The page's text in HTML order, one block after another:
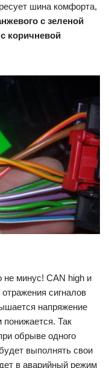
шина комфорта,
с зеленой
коричневой
минус! CAN high и
сигналов
напряжение
понижается. Так
обрыве одного
выполнять свои
в аварийный режим